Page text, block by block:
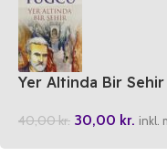
Yer Altinda Bir Sehir
40,00kr. 30,00 kr. inkl.